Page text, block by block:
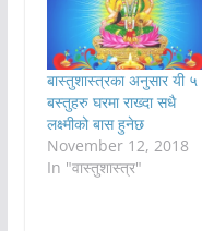
बास्तुशास्त्रका अनुसार यी ५
बस्तुहरु घरमा राख्दा सधै
लक्ष्मीको बास हुनेछ
November 12, 2018
In "वास्तुशास्त्र"